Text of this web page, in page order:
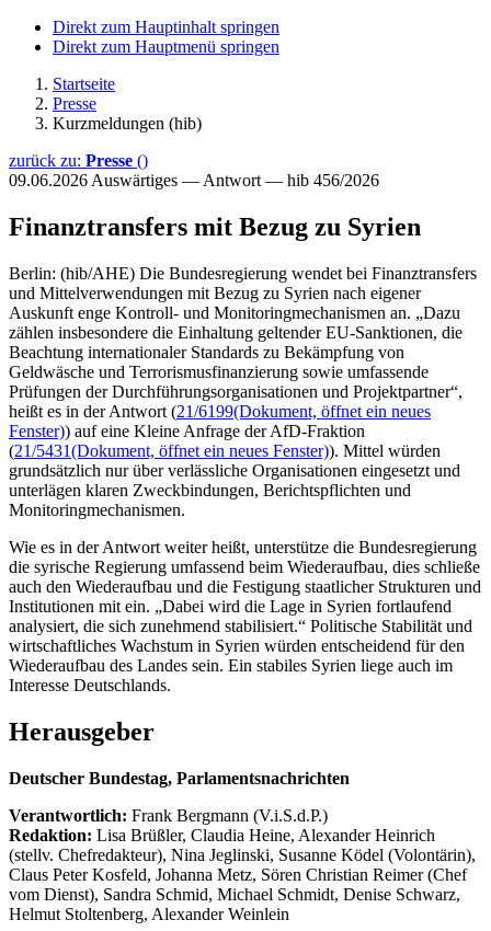
Direkt zum Hauptinhalt springen
Direkt zum Hauptmenü springen
Startseite
Presse
Kurzmeldungen (hib)
zurück zu: Presse ()
09.06.2026 Auswärtiges — Antwort — hib 456/2026
Finanztransfers mit Bezug zu Syrien
Berlin: (hib/AHE) Die Bundesregierung wendet bei Finanztransfers
und Mittelverwendungen mit Bezug zu Syrien nach eigener
Auskunft enge Kontroll- und Monitoringmechanismen an. „Dazu
zählen insbesondere die Einhaltung geltender EU-Sanktionen, die
Beachtung internationaler Standards zu Bekämpfung von
Geldwäsche und Terrorismusfinanzierung sowie umfassende
Prüfungen der Durchführungsorganisationen und Projektpartner“,
heißt es in der Antwort (21/6199(Dokument, öffnet ein neues
Fenster)) auf eine Kleine Anfrage der AfD-Fraktion
(21/5431(Dokument, öffnet ein neues Fenster)). Mittel würden
grundsätzlich nur über verlässliche Organisationen eingesetzt und
unterlägen klaren Zweckbindungen, Berichtspflichten und
Monitoringmechanismen.
Wie es in der Antwort weiter heißt, unterstütze die Bundesregierung
die syrische Regierung umfassend beim Wiederaufbau, dies schließe
auch den Wiederaufbau und die Festigung staatlicher Strukturen und
Institutionen mit ein. „Dabei wird die Lage in Syrien fortlaufend
analysiert, die sich zunehmend stabilisiert.“ Politische Stabilität und
wirtschaftliches Wachstum in Syrien würden entscheidend für den
Wiederaufbau des Landes sein. Ein stabiles Syrien liege auch im
Interesse Deutschlands.
Herausgeber
Deutscher Bundestag, Parlamentsnachrichten
Verantwortlich: Frank Bergmann (V.i.S.d.P.)
Redaktion: Lisa Brüßler, Claudia Heine, Alexander Heinrich
(stellv. Chefredakteur), Nina Jeglinski, Susanne Ködel (Volontärin),
Claus Peter Kosfeld, Johanna Metz, Sören Christian Reimer (Chef
vom Dienst), Sandra Schmid, Michael Schmidt, Denise Schwarz,
Helmut Stoltenberg, Alexander Weinlein